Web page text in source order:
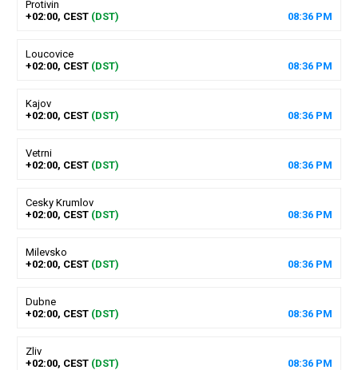
Protivin
+02:00, CEST (DST) 08:36 PM
Loucovice
+02:00, CEST (DST) 08:36 PM
Kajov
+02:00, CEST (DST) 08:36 PM
Vetrni
+02:00, CEST (DST) 08:36 PM
Cesky Krumlov
+02:00, CEST (DST) 08:36 PM
Milevsko
+02:00, CEST (DST) 08:36 PM
Dubne
+02:00, CEST (DST) 08:36 PM
Zliv
+02:00, CEST (DST) 08:36 PM